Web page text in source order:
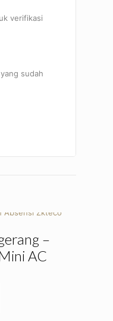
verifikasi
sudah
–
AC